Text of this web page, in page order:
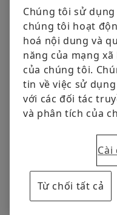
Nguyên vật liệu
Hàng không vũ trụ
Xe hai bánh
Mạng lưới công
Vòng bi cầu
Dãy RUE-F
Đường sắt
Optime
continual
All current valid
logistics of the
follows.
Chúng tôi sử
chúng tôi hoạt
hoá nội dung và
năng của mạng
của chúng tôi.
tin về việc sử
với các đối tác
và phân tích của
Từ chối tất cả